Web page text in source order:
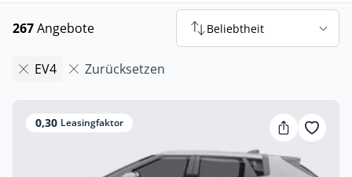
267Angebote Beliebtheit
EV4 Zurücksetzen
0,30 Leasingfaktor